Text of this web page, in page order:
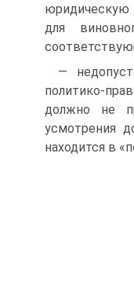
юридическую
для
—
политико-
должно не
усмотрения
находится в